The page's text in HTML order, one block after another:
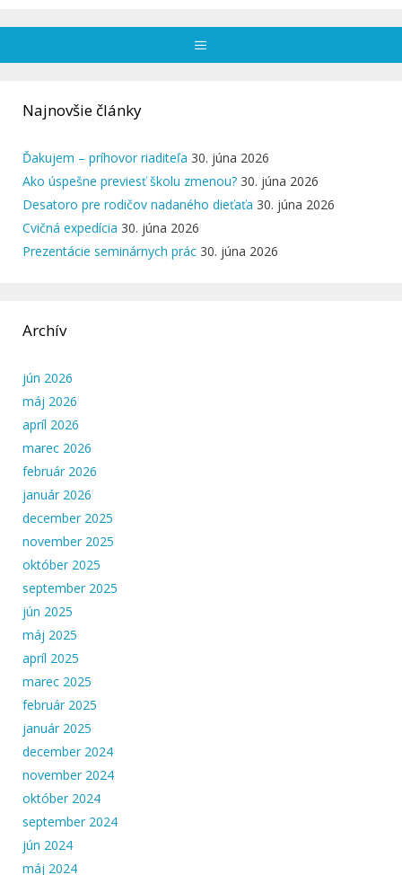
Najnovšie články
Ďakujem – príhovor riaditeľa 30. júna 2026
Ako úspešne previesť školu zmenou? 30. júna 2026
Desatoro pre rodičov nadaného dieťaťa 30. júna 2026
Cvičná expedícia 30. júna 2026
Prezentácie seminárnych prác 30. júna 2026
Archív
jún 2026
máj 2026
apríl 2026
marec 2026
február 2026
január 2026
december 2025
november 2025
október 2025
september 2025
jún 2025
máj 2025
apríl 2025
marec 2025
február 2025
január 2025
december 2024
november 2024
október 2024
september 2024
jún 2024
máj 2024